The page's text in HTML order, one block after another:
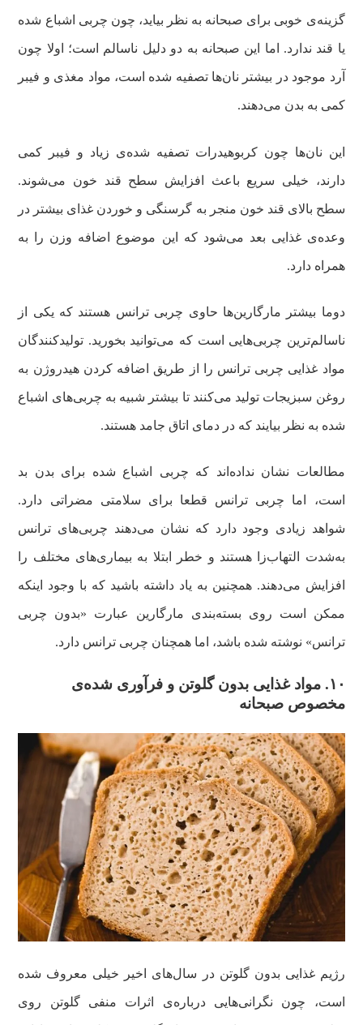
گزینه‌ی خوبی برای صبحانه به نظر بیاید، چون چربی اشباع شده
یا قند ندارد. اما این صبحانه به دو دلیل ناسالم است؛ اولا چون
آرد موجود در بیشتر نان‌ها تصفیه شده است، مواد مغذی و فیبر
کمی به بدن می‌دهند.
این نان‌ها چون کربوهیدرات تصفیه شده‌ی زیاد و فیبر کمی
دارند، خیلی سریع باعث افزایش سطح قند خون می‌شوند.
سطح بالای قند خون منجر به گرسنگی و خوردن غذای بیشتر در
وعده‌ی غذایی بعد می‌شود که این موضوع اضافه وزن را به
همراه دارد.
دوما بیشتر مارگارین‌ها حاوی چربی ترانس هستند که یکی از
ناسالم‌ترین چربی‌هایی است که می‌توانید بخورید. تولیدکنندگان
مواد غذایی چربی ترانس را از طریق اضافه کردن هیدروژن به
روغن‌ سبزیجات تولید می‌کنند تا بیشتر شبیه به چربی‌های اشباع
شده به نظر بیایند که در دمای اتاق جامد هستند.
مطالعات نشان نداده‌اند که چربی اشباع شده برای بدن بد
است، اما چربی ترانس قطعا برای سلامتی مضراتی دارد.
شواهد زیادی وجود دارد که نشان می‌دهند چربی‌های ترانس
به‌شدت التهاب‌زا هستند و خطر ابتلا به بیماری‌های مختلف را
افزایش می‌دهند. همچنین به یاد داشته باشید که با وجود اینکه
ممکن است روی بسته‌بندی مارگارین عبارت «بدون چربی
ترانس» نوشته شده باشد، اما همچنان چربی ترانس دارد‌.
۱۰. مواد غذایی بدون گلوتن و فرآوری شده‌ی
مخصوص صبحانه
رژیم غذایی بدون گلوتن در سال‌های اخیر خیلی معروف شده
است، چون نگرانی‌هایی درباره‌ی اثرات منفی گلوتن روی